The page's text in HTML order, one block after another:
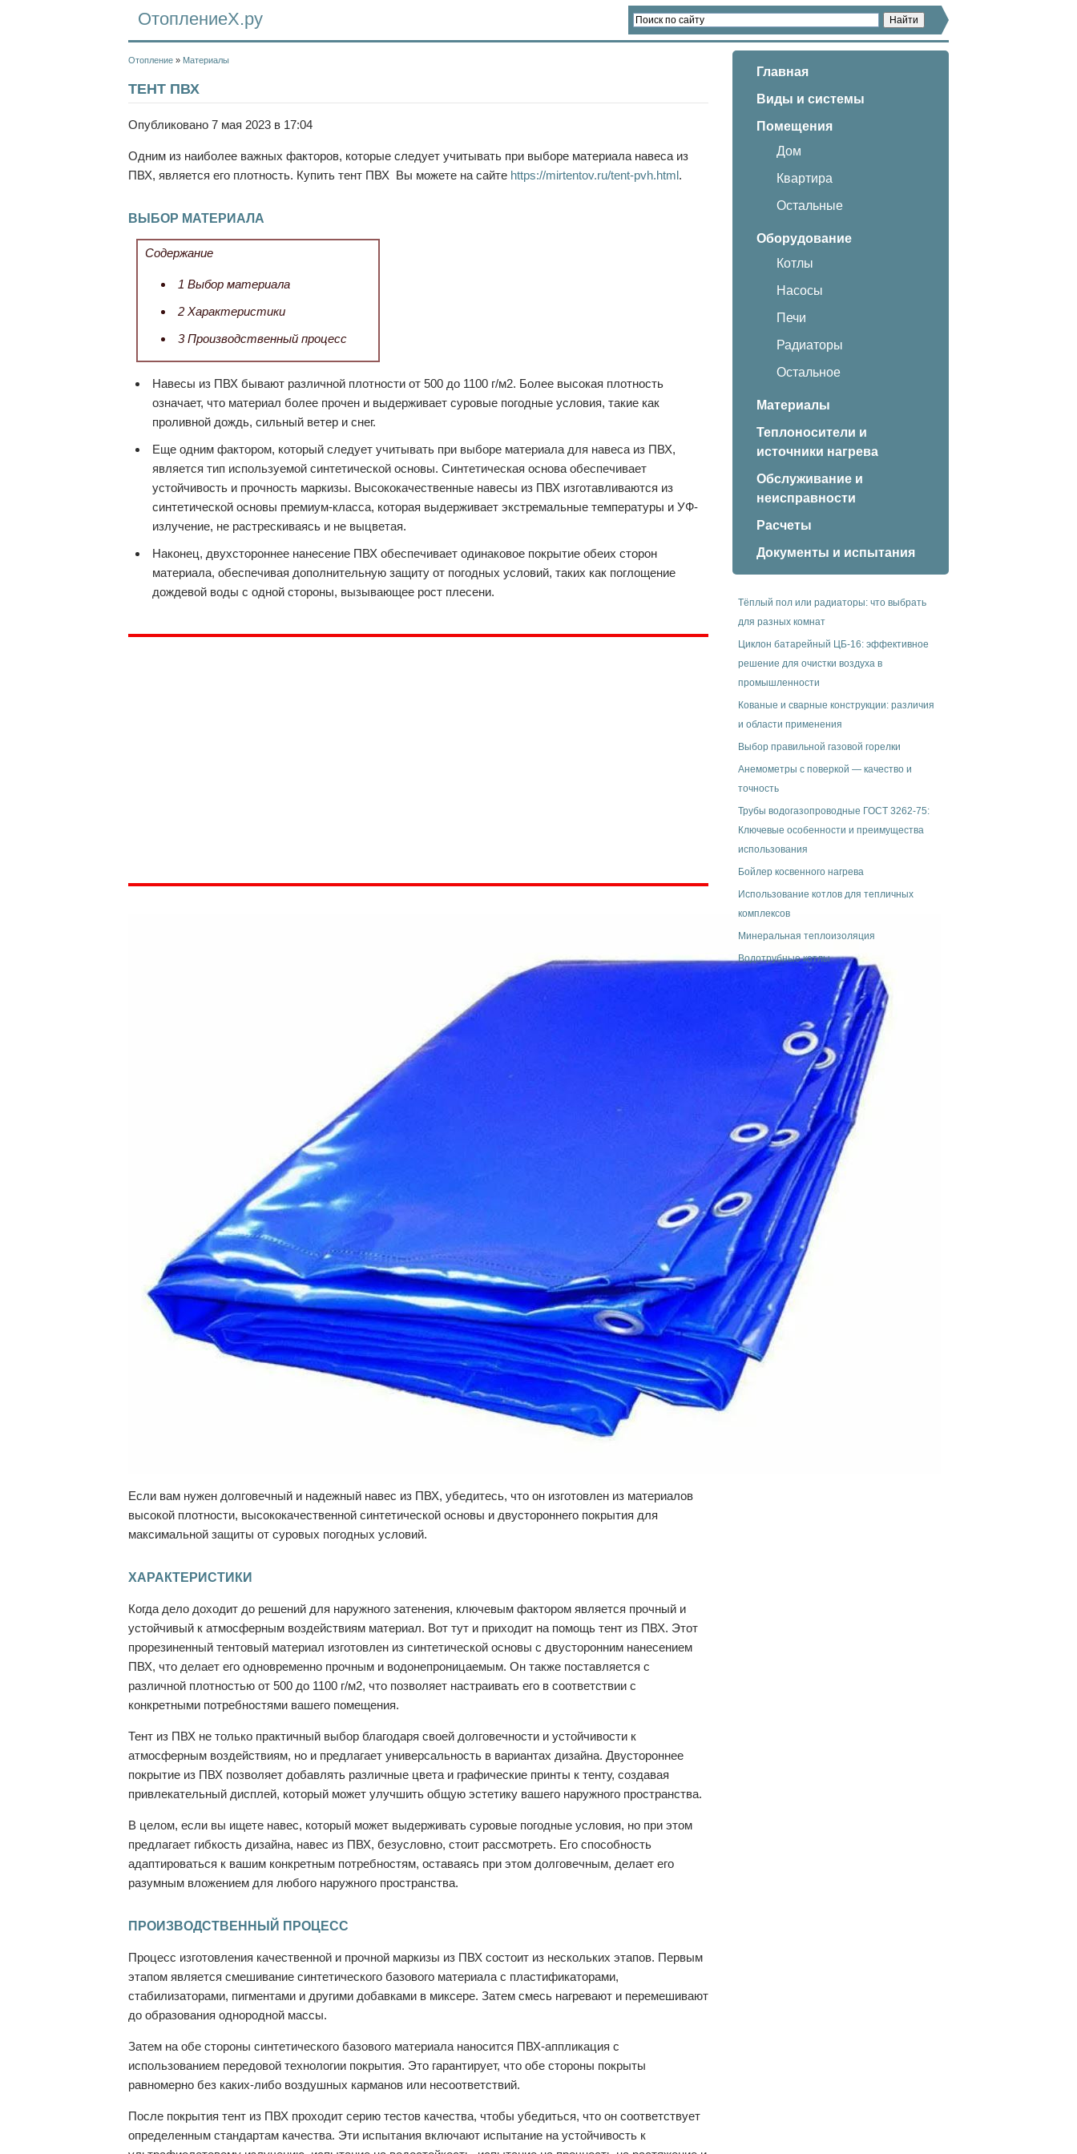
ОтоплениеХ.ру
Отопление » Материалы
ТЕНТ ПВХ
Опубликовано 7 мая 2023 в 17:04
Одним из наиболее важных факторов, которые следует учитывать при выборе материала навеса из
ПВХ, является его плотность. Купить тент ПВХ Вы можете на сайте https://mirtentov.ru/tent-pvh.html.
ВЫБОР МАТЕРИАЛА
Содержание
1 Выбор материала
2 Характеристики
3Производственный процесс
Навесы из ПВХ бывают различной плотности от 500 до 1100 г/м2. Более высокая плотность
означает, что материал более прочен и выдерживает суровые погодные условия, такие как
проливной дождь, сильный ветер и снег.
Еще одним фактором, который следует учитывать при выборе материала для навеса из ПВХ,
является тип используемой синтетической основы. Синтетическая основа обеспечивает
устойчивость и прочность маркизы. Высококачественные навесы из ПВХ изготавливаются из
синтетической основы премиум-класса, которая выдерживает экстремальные температуры и УФ-
излучение, не растрескиваясь и не выцветая.
Наконец, двухстороннее нанесение ПВХ обеспечивает одинаковое покрытие обеих сторон
материала, обеспечивая дополнительную защиту от погодных условий, таких как поглощение
дождевой воды с одной стороны, вызывающее рост плесени.
Если вам нужен долговечный и надежный навес из ПВХ, убедитесь, что он изготовлен из материалов
высокой плотности, высококачественной синтетической основы и двустороннего покрытия для
максимальной защиты от суровых погодных условий.
ХАРАКТЕРИСТИКИ
Когда дело доходит до решений для наружного затенения, ключевым фактором является прочный и
устойчивый к атмосферным воздействиям материал. Вот тут и приходит на помощь тент из ПВХ. Этот
прорезиненный тентовый материал изготовлен из синтетической основы с двусторонним нанесением
ПВХ, что делает его одновременно прочным и водонепроницаемым. Он также поставляется с
различной плотностью от 500 до 1100 г/м2, что позволяет настраивать его в соответствии с
конкретными потребностями вашего помещения.
Тент из ПВХ не только практичный выбор благодаря своей долговечности и устойчивости к
атмосферным воздействиям, но и предлагает универсальность в вариантах дизайна. Двустороннее
покрытие из ПВХ позволяет добавлять различные цвета и графические принты к тенту, создавая
привлекательный дисплей, который может улучшить общую эстетику вашего наружного пространства.
В целом, если вы ищете навес, который может выдерживать суровые погодные условия, но при этом
предлагает гибкость дизайна, навес из ПВХ, безусловно, стоит рассмотреть. Его способность
адаптироваться к вашим конкретным потребностям, оставаясь при этом долговечным, делает его
разумным вложением для любого наружного пространства.
ПРОИЗВОДСТВЕННЫЙ ПРОЦЕСС
Процесс изготовления качественной и прочной маркизы из ПВХ состоит из нескольких этапов. Первым
этапом является смешивание синтетического базового материала с пластификаторами,
стабилизаторами, пигментами и другими добавками в миксере. Затем смесь нагревают и перемешивают
до образования однородной массы.
Затем на обе стороны синтетического базового материала наносится ПВХ-аппликация с
использованием передовой технологии покрытия. Это гарантирует, что обе стороны покрыты
равномерно без каких-либо воздушных карманов или несоответствий.
После покрытия тент из ПВХ проходит серию тестов качества, чтобы убедиться, что он соответствует
определенным стандартам качества. Эти испытания включают испытание на устойчивость к
Главная
Виды и системы
Помещения
Дом
Квартира
Остальные
Оборудование
Котлы
Насосы
Печи
Радиаторы
Остальное
Материалы
Теплоносители и
источники нагрева
Обслуживание и
неисправности
Расчеты
Документы и испытания
Тёплый пол или радиаторы: что выбрать
для разных комнат
Циклон батарейный ЦБ-16: эффективное
решение для очистки воздуха в
промышленности
Кованые и сварные конструкции: различия
и области применения
Выбор правильной газовой горелки
Анемометры с поверкой — качество и
точность
Трубы водогазопроводные ГОСТ 3262-75:
Ключевые особенности и преимущества
использования
Бойлер косвенного нагрева
Использование котлов для тепличных
комплексов
Минеральная теплоизоляция
Водотрубные котлы